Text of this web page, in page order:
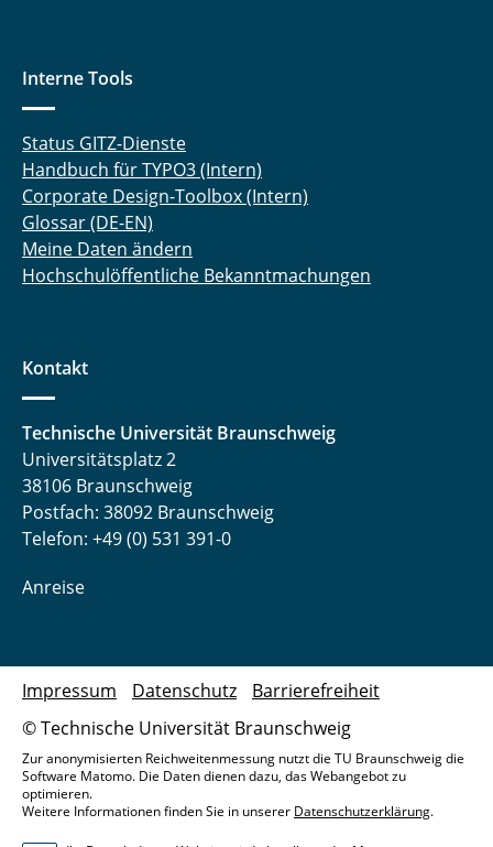
Interne Tools
Status GITZ-Dienste
Handbuch für TYPO3 (Intern)
Corporate Design-Toolbox (Intern)
Glossar (DE-EN)
Meine Daten ändern
Hochschulöffentliche Bekanntmachungen
Kontakt
Technische Universität Braunschweig
Universitätsplatz 2
38106 Braunschweig
Postfach: 38092 Braunschweig
Telefon: +49 (0) 531 391-0
Anreise
© Technische Universität Braunschweig
Impressum Datenschutz Barrierefreiheit
Zur anonymisierten Reichweitenmessung nutzt die TU Braunschweig die
Software Matomo. Die Daten dienen dazu, das Webangebot zu
optimieren.
Weitere Informationen finden Sie in unserer Datenschutzerklärung.